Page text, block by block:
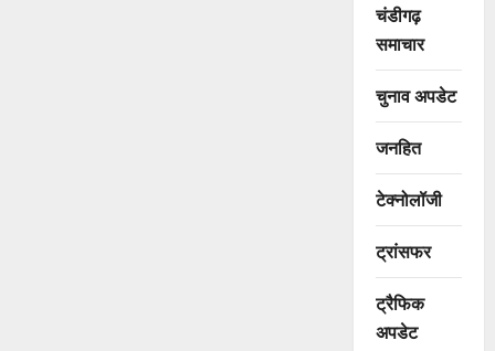
चंडीगढ़
समाचार
चुनाव अपडेट
जनहित
टेक्नोलॉजी
ट्रांसफर
ट्रैफिक
अपडेट